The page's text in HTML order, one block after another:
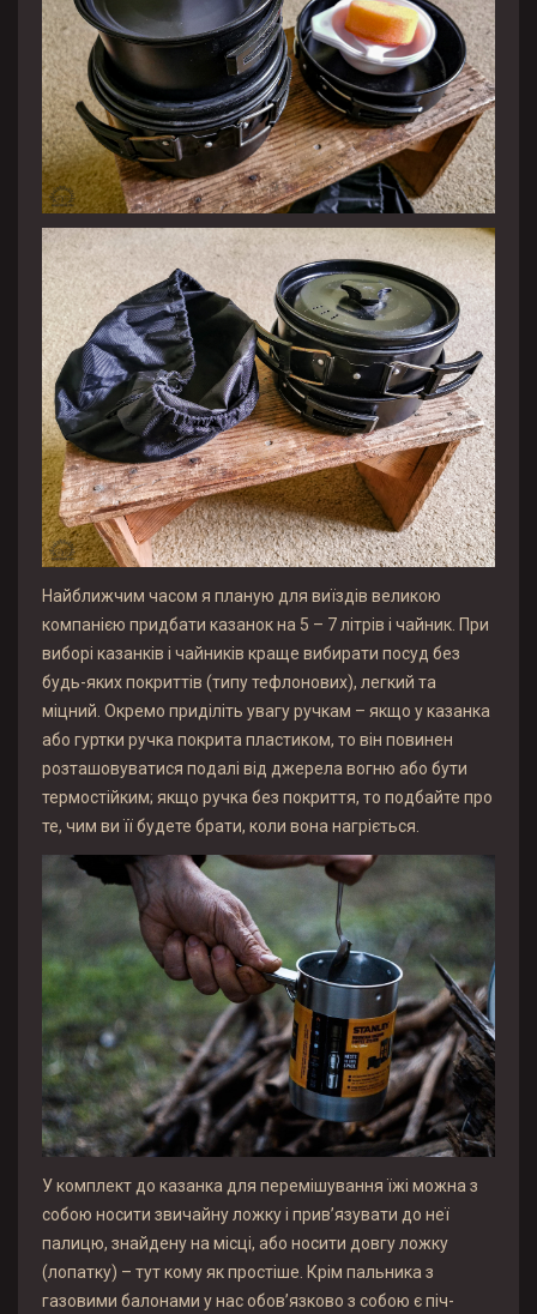
Найближчим часом я планую для виїздів великою
компанією придбати казанок на 5 – 7 літрів і чайник. При
виборі казанків і чайників краще вибирати посуд без
будь-яких покриттів (типу тефлонових), легкий та
міцний. Окремо приділіть увагу ручкам – якщо у казанка
або гуртки ручка покрита пластиком, то він повинен
розташовуватися подалі від джерела вогню або бути
термостійким; якщо ручка без покриття, то подбайте про
те, чим ви її будете брати, коли вона нагріється.
У комплект до казанка для перемішування їжі можна з
собою носити звичайну ложку і прив’язувати до неї
палицю, знайдену на місці, або носити довгу ложку
(лопатку) – тут кому як простіше. Крім пальника з
газовими балонами у нас обов’язково з собою є піч-